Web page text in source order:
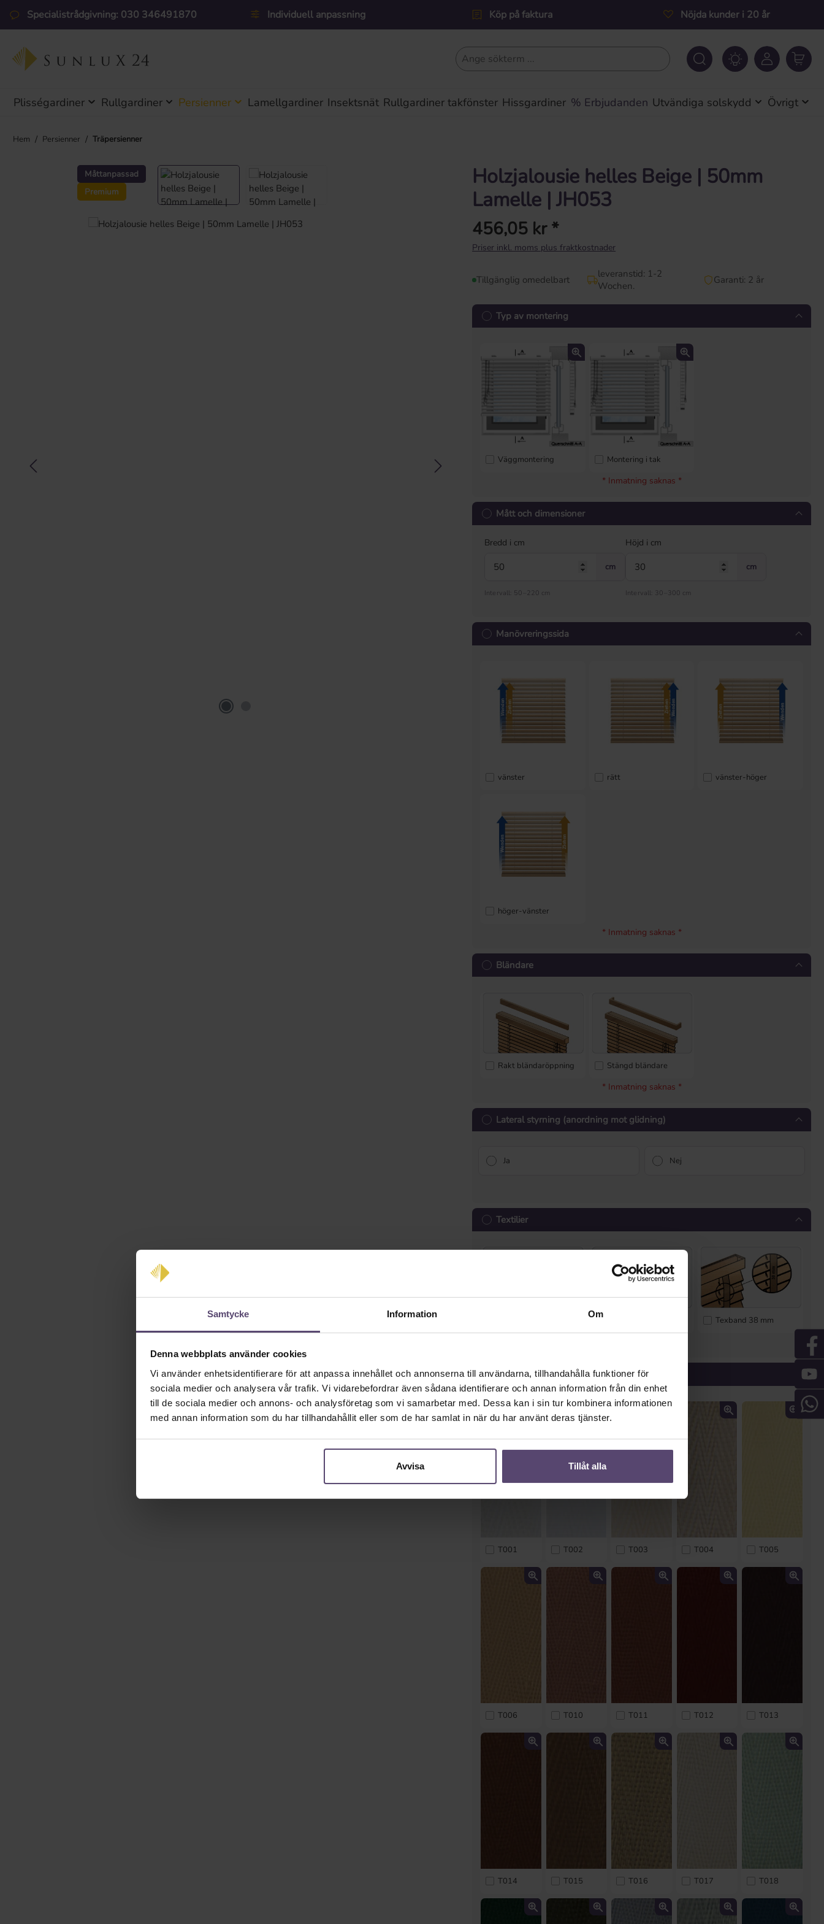
Samtycke Information Om
Denna webbplats använder cookies
Vi använder enhetsidentifierare för att anpassa innehållet och annonserna till användarna, tillhandahålla funktioner för
sociala medier och analysera vår trafik. Vi vidarebefordrar även sådana identifierare och annan information från din enhet
till de sociala medier och annons- och analysföretag som vi samarbetar med. Dessa kan i sin tur kombinera informationen
med annan information som du har tillhandahållit eller som de har samlat in när du har använt deras tjänster.
Avvisa Tillåt alla
till huvudinnehåll
Hoppa till sökning
Hoppa till huvudnavigering
Specialistrådgivning: 030 346491870 Individuell anpassning Köp på faktura Nöjda kunder i 20 år
Plisségardiner Rullgardiner Persienner Lamellgardiner Insektsnät Rullgardiner takfönster Hissgardiner % Erbjudanden Utvändiga solskydd Övrigt
Hem / Persienner / Träpersienner
Måttanpassad
Premium
Hoppa över bildgalleri
Holzjalousie helles Beige | 50mm
Lamelle | JH053
Ordinarie pris:
456,05 kr *
Priser inkl. moms plus fraktkostnader
Tillgänglig omedelbart
leveranstid: 1-2
Wochen.
Garanti: 2 år
Typ av montering
Väggmontering Montering i tak
* Inmatning saknas *
Mått och dimensioner
Bredd i cm
cm
Intervall: 50–220 cm
Höjd i cm
cm
Intervall: 30–300 cm
Manövreringssida
vänster rätt vänster-höger
höger-vänster
* Inmatning saknas *
Bländare
Rakt bländaröppning Stängd bländare
* Inmatning saknas *
Lateral styrning (anordning mot glidning)
Ja Nej
Textilier
Texband 38 mm
Textbandets färg
T001 T002 T003 T004 T005
T006 T010 T011 T012 T013
T014 T015 T016 T017 T018